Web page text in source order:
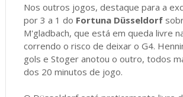
Nos outros jogos, destaque para a
por 3 a 1 do Fortuna Düsseldorf
M'gladbach, que está em queda livre
correndo o risco de deixar o G4.
gols e Stoger anotou o outro, todos
dos 20 minutos de jogo.